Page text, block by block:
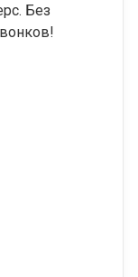
Без